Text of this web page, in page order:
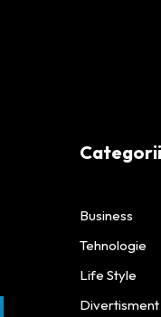
Business
Tehnologie
Life Style
Divertisment